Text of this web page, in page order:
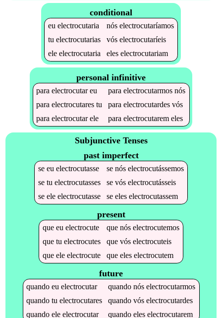
conditional
eu electrocutaria nós electrocutaríamos
tu electrocutarias vós electrocutaríeis
ele electrocutaria eles electrocutariam
personal infinitive
paraelectrocutareu paraelectrocutarmos nós
paraelectrocutares tu paraelectrocutardes vós
paraelectrocutarele paraelectrocutarem eles
Subjunctive Tenses
past imperfect
se eu electrocutasse se nós electrocutássemos
se tu electrocutasses se vós electrocutásseis
se ele electrocutasse se eles electrocutassem
present
que eu electrocute que nós electrocutemos
que tu electrocutes que vós electrocuteis
que ele electrocute que eles electrocutem
future
quandoeuelectrocutar quandonóselectrocutarmos
quandotuelectrocutares quandovóselectrocutardes
quandoeleelectrocutar quandoeleselectrocutarem